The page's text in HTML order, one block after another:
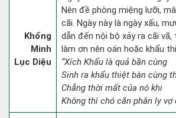
Khổng
Minh
Lục Diệu
Nên đề phòng miệng lưỡi,
cãi. Ngày này là ngày xấu,
dẫn đến nội bộ xảy ra cãi vã,
làm ơn nên oán hoặc khẩu
“Xích Khẩu là quả bần cùng
Sinh ra khẩu thiệt bàn cùng
Chẳng thời mất của nó khi
Không thì chó cắn phân ly vợ